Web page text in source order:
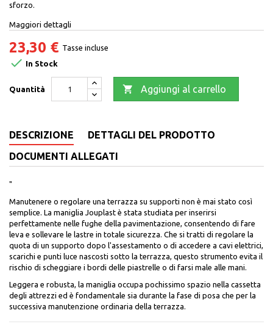
sforzo.
Maggiori dettagli
23,30 € Tasse incluse
 In Stock
Quantità  Aggiungi al carrello
DESCRIZIONE
DETTAGLI DEL PRODOTTO
DOCUMENTI ALLEGATI
"
Manutenere o regolare una terrazza su supporti non è mai stato così
semplice. La maniglia Jouplast è stata studiata per inserirsi
perfettamente nelle fughe della pavimentazione, consentendo di fare
leva e sollevare le lastre in totale sicurezza. Che si tratti di regolare la
quota di un supporto dopo l'assestamento o di accedere a cavi elettrici,
scarichi e punti luce nascosti sotto la terrazza, questo strumento evita il
rischio di scheggiare i bordi delle piastrelle o di farsi male alle mani.
Leggera e robusta, la maniglia occupa pochissimo spazio nella cassetta
degli attrezzi ed è fondamentale sia durante la fase di posa che per la
successiva manutenzione ordinaria della terrazza.